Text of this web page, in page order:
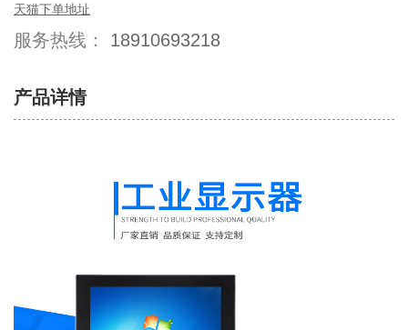
天猫下单地址
服务热线： 18910693218
产品详情